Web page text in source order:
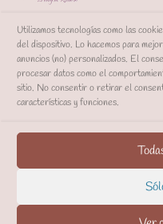
Utilizamos tecnologías como las
del dispositivo. Lo hacemos para
anuncios (no) personalizados. El
procesar datos como el
sitio. No consentir o retirar el
características y funciones.